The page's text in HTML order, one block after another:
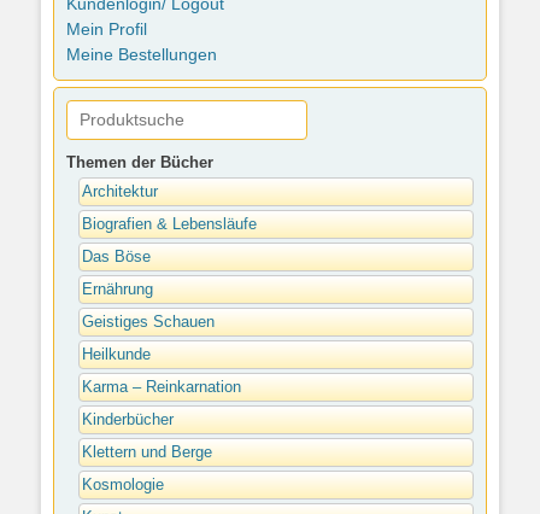
Mein Profil
Meine Bestellungen
Themen der Bücher
Architektur
Biografien & Lebensläufe
Das Böse
Ernährung
Geistiges Schauen
Heilkunde
Karma – Reinkarnation
Kinderbücher
Klettern und Berge
Kosmologie